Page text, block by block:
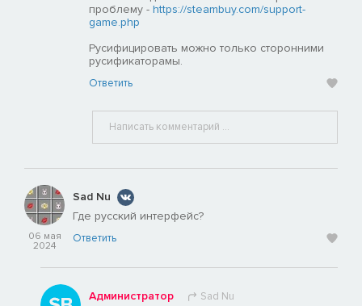
проблему - https://steambuy.com/support-
game.php
Русифицировать можно только сторонними
русификаторамы.
Ответить
06 мая
2024
Sad Nu
Где русский интерфейс?
Ответить
Администратор Sad Nu